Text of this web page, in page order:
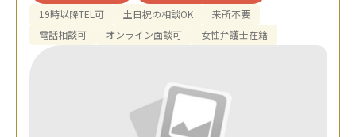
19時以降TEL可 土日祝の相談OK
来所不要
電話相談可
オンライン面談可 女性弁護士在籍